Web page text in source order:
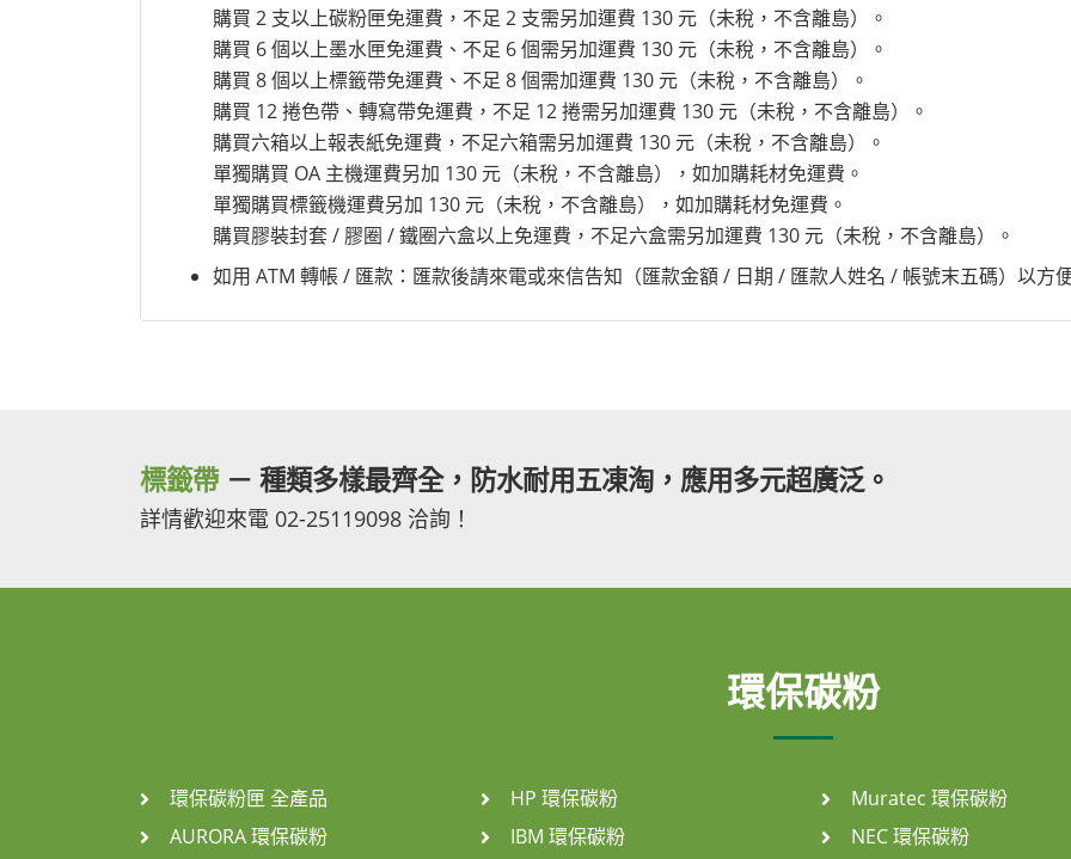
購買 2 支以上碳粉匣免運費，不足 2 支需另加運費 130 元（未稅，不含離島）。
購買 6 個以上墨水匣免運費、不足 6 個需另加運費 130 元（未稅，不含離島）。
購買 8 個以上標籤帶免運費、不足 8 個需加運費 130 元（未稅，不含離島）。
購買 12 捲色帶、轉寫帶免運費，不足 12 捲需另加運費 130 元（未稅，不含離島）。
購買六箱以上報表紙免運費，不足六箱需另加運費 130 元（未稅，不含離島）。
單獨購買 OA 主機運費另加 130 元（未稅，不含離島），如加購耗材免運費。
單獨購買標籤機運費另加 130 元（未稅，不含離島），如加購耗材免運費。
購買膠裝封套 / 膠圈 / 鐵圈六盒以上免運費，不足六盒需另加運費 130 元（未稅，不含離島）。
如用 ATM 轉帳 / 匯款：匯款後請來電或來信告知（匯款金額 / 日期 / 匯款人姓名 / 帳號末五碼）以方
標籤帶 － 種類多樣最齊全，防水耐用五凍淘，應用多元超廣泛。
詳情歡迎來電 02-25119098 洽詢！
環保碳粉
環保碳粉匣 全產品
AURORA 環保碳粉
HP 環保碳粉
IBM 環保碳粉
Muratec 環保碳粉
NEC 環保碳粉